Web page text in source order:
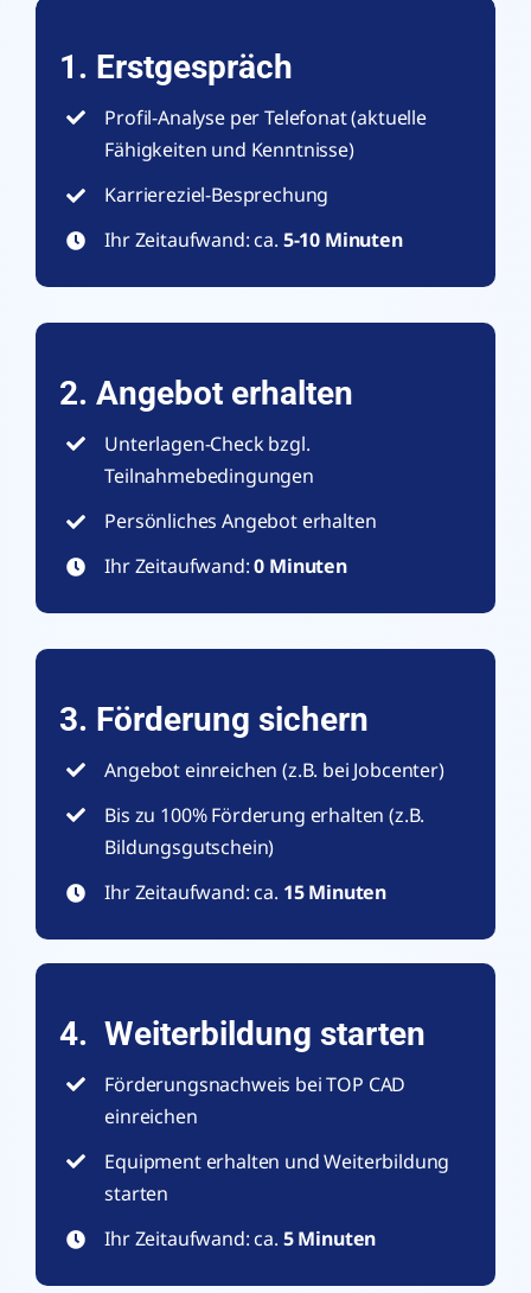
1. Erstgespräch
Profil-Analyse per Telefonat (aktuelle
Fähigkeiten und Kenntnisse)
Karriereziel-Besprechung
Ihr Zeitaufwand: ca. 5-10 Minuten
2. Angebot erhalten
Unterlagen-Check bzgl.
Teilnahmebedingungen
Persönliches Angebot erhalten
Ihr Zeitaufwand:0 Minuten
3. Förderung sichern
Angebot einreichen (z.B. bei Jobcenter)
Bis zu 100% Förderung erhalten (z.B.
Bildungsgutschein)
Ihr Zeitaufwand: ca. 15 Minuten
4. Weiterbildung starten
Förderungsnachweis bei TOP CAD
einreichen
Equipment erhalten und Weiterbildung
starten
Ihr Zeitaufwand: ca. 5 Minuten